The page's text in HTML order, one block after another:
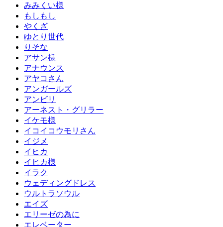
みみくい様
もしもし
やくざ
ゆとり世代
りそな
アサン様
アナウンス
アヤコさん
アンガールズ
アンビリ
アーネスト・グリラー
イケモ様
イコイコウモリさん
イジメ
イヒカ
イヒカ様
イラク
ウェディングドレス
ウルトラソウル
エイズ
エリーゼの為に
エレベーター